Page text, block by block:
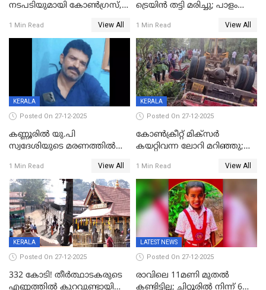
നടപടിയുമായി കോണ്‍ഗ്രസ്,
എട്ട് പേര്‍ ഉള്‍പ്പെടെ
പത്തുപേരെ പുറത്താക്കി,
ചൊവ്വന്നൂരിലും നടപടി
1 Min Read View All
ട്രെയിൻ തട്ടി മരിച്ചു; പാളം
അപകടം മലപ്പുറത്ത്
1 Min Read View All
KERALA
Posted On 27-12-2025
കണ്ണൂരിൽ യു.പി
സ്വദേശിയുടെ മരണത്തിൽ
കേസ്; തർക്കമുണ്ടായത്
ഫേഷ്യലിന് 300 രൂപ
ആവശ്യപ്പെട്ടതിനെച്ചൊല്ലി
1 Min Read View All
KERALA
Posted On 27-12-2025
കോണ്‍ക്രീറ്റ് മിക്‌സര്‍
കയറ്റിവന്ന ലോറി മറിഞ്ഞു;
അപകടം കണ്ണൂരിൽ
1 Min Read View All
KERALA
Posted On 27-12-2025
332 കോടി! തീർത്ഥാടകരുടെ
എണ്ണത്തിൽ കുറവുണ്ടായിട്ടും
LATEST NEWS
Posted On 27-12-2025
രാവിലെ 11മണി മുതൽ
കണ്ടിട്ടില്ല; ചിറ്റൂരിൽ നിന്ന് 6